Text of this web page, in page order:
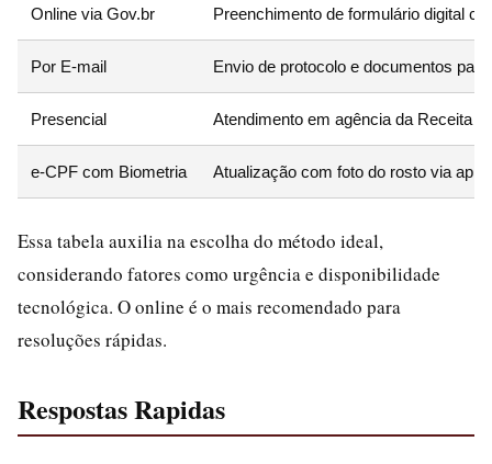
Online via Gov.br Preenchimento de formulário digital
Por E-mail Envio de protocolo e documentos
Presencial Atendimento em agência da Receita
e-CPF com Biometria Atualização com foto do rosto via app
Essa tabela auxilia na escolha do método ideal,
considerando fatores como urgência e disponibilidade
tecnológica. O online é o mais recomendado para
resoluções rápidas.
Respostas Rapidas